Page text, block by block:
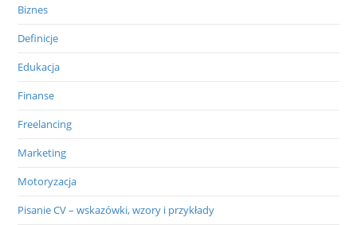
Biznes
Definicje
Edukacja
Finanse
Freelancing
Marketing
Motoryzacja
Pisanie CV – wskazówki, wzory i przykłady